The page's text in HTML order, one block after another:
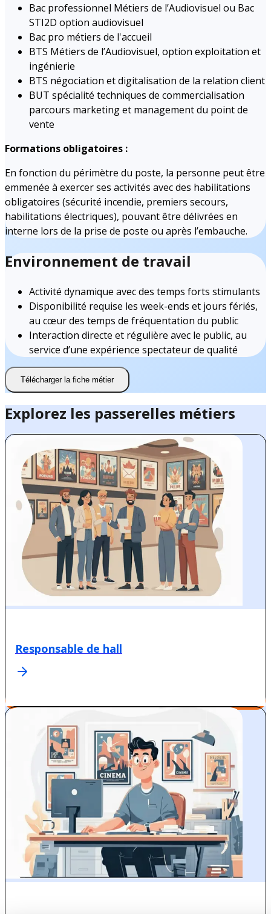
Bac professionnel Métiers de l’Audiovisuel ou Bac
STI2D option audiovisuel
Bac pro métiers de l'accueil
BTS Métiers de l’Audiovisuel, option exploitation et
ingénierie
BTS négociation et digitalisation de la relation client
BUT spécialité techniques de commercialisation
parcours marketing et management du point de
vente
Formations obligatoires :
En fonction du périmètre du poste, la personne peut être
emmenée à exercer ses activités avec des habilitations
obligatoires (sécurité incendie, premiers secours,
habilitations électriques), pouvant être délivrées en
interne lors de la prise de poste ou après l’embauche.
Environnement de travail
Activité dynamique avec des temps forts stimulants
Disponibilité requise les week-ends et jours fériés,
au cœur des temps de fréquentation du public
Interaction directe et régulière avec le public, au
service d’une expérience spectateur de qualité
Télécharger la fiche métier
Explorez les passerelles métiers
Responsable de hall